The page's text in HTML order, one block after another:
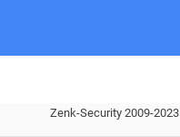
Zenk-Security 2009-2023